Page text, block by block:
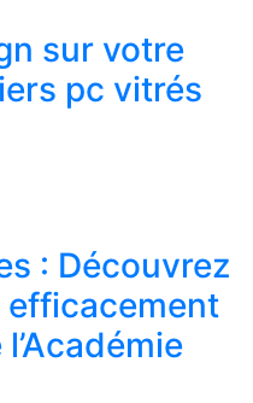
sur votre
pc vitrés
: Découvrez